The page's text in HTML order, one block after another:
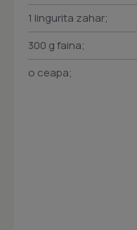
1 lingurita zahar;
300 g faina;
o ceapa;